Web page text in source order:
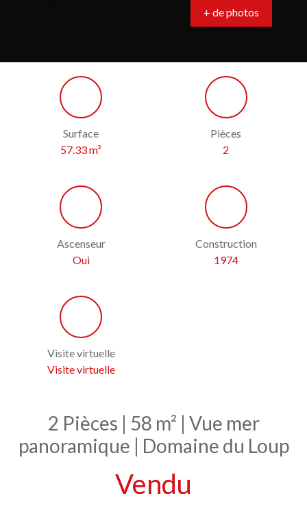
+ de photos
Surface
57.33m²
Pièces
2
Ascenseur
Oui
Construction
1974
Visite virtuelle
Visite virtuelle
2 Pièces | 58 m² | Vue mer
panoramique | Domaine du Loup
Vendu